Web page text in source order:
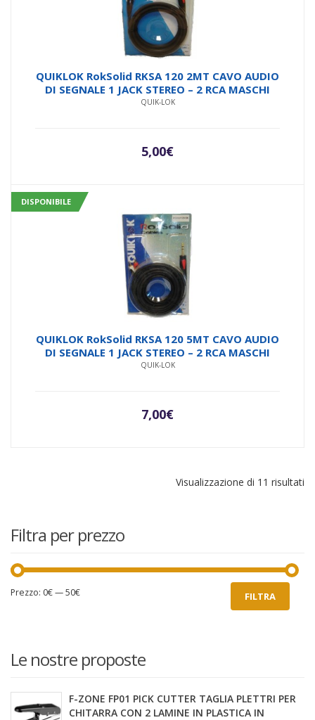
QUIKLOK RokSolid RKSA 120 2MT CAVO AUDIO
DI SEGNALE 1 JACK STEREO – 2 RCA MASCHI
QUIK-LOK
5,00€
DISPONIBILE
QUIKLOK RokSolid RKSA 120 5MT CAVO AUDIO
DI SEGNALE 1 JACK STEREO – 2 RCA MASCHI
QUIK-LOK
7,00€
Visualizzazione di 11 risultati
Filtra per prezzo
Prezzo
Prezzo
FILTRA
Prezzo: 0€—50€
Le nostre proposte
F-ZONE FP01 PICK CUTTER TAGLIA PLETTRI PER
CHITARRA CON 2 LAMINE IN PLASTICA IN